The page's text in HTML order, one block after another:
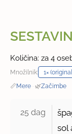
Količina: za 4
Množilnik:
📏Mere · 🌿Začimbe
25 dag
sol